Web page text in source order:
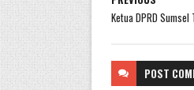
Ketua DPRD Sumsel
POST